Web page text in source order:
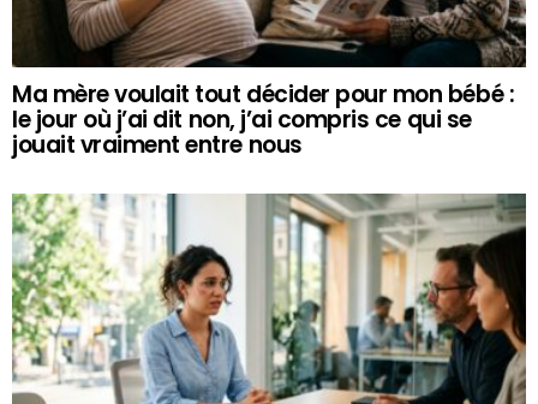
Ma mère voulait tout décider pour mon bébé :
le jour où j’ai dit non, j’ai compris ce qui se
jouait vraiment entre nous